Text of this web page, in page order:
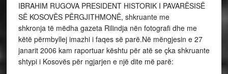
IBRAHIM RUGOVA PRESIDENT HISTORIK I PAVARËSISË
SË KOSOVËS PËRGJITHMONË, shkruante me
shkronja të mëdha gazeta Rilindja nën fotografi dhe me
këtë përmbyllej imazhi i faqes së parë.Në mëngjesin e 27
janarit 2006 kam raportuar kështu për atë se çka shkruante
shtypi i Kosovës për ngjarjen e një dite më parë: